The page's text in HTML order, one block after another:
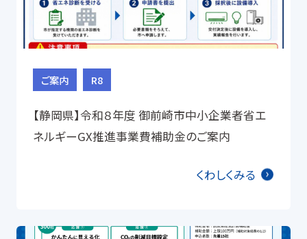
ご案内 R8
【静岡県】令和８年度 御前崎市中小企業者省エ
ネルギーGX推進事業費補助金のご案内
くわしくみる